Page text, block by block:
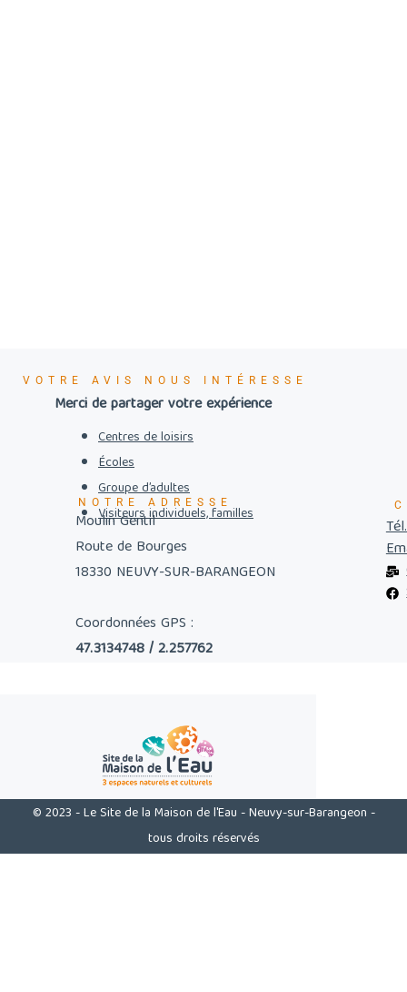
VOTRE AVIS NOUS INTÉRESSE
Merci de partager votre expérience
Centres de loisirs
Écoles
Groupe d’adultes
Visiteurs individuels, familles
NOTRE ADRESSE
Moulin Gentil
Route de Bourges
18330 NEUVY-SUR-BARANGEON
Coordonnées GPS :
47.3134748 / 2.257762
© 2023 - Le Site de la Maison de l'Eau - Neuvy-sur-Barangeon -
tous droits réservés